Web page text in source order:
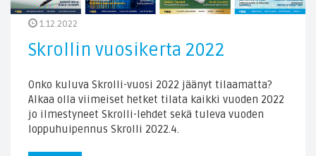
1.12.2022
Skrollin vuosikerta 2022
Onko kuluva Skrolli-vuosi 2022 jäänyt tilaamatta?
Alkaa olla viimeiset hetket tilata kaikki vuoden 2022
jo ilmestyneet Skrolli-lehdet sekä tuleva vuoden
loppuhuipennus Skrolli 2022.4.